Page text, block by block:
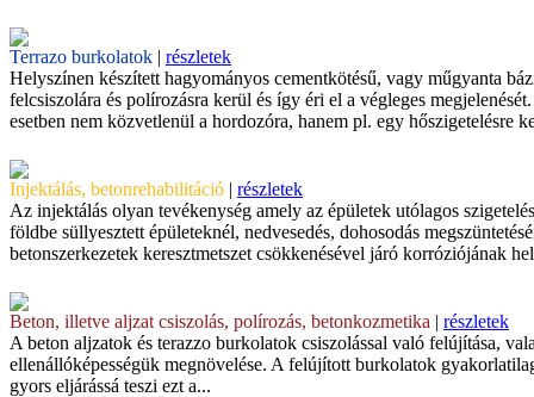
Terrazo burkolatok | részletek
Helyszínen készített hagyományos cementkötésű, vagy műgyanta
felcsiszolára és polírozásra kerül és így éri el a végleges
esetben nem közvetlenül a hordozóra, hanem pl. egy hőszigetelésre
Injektálás, betonrehabilitáció | részletek
Az injektálás olyan tevékenység amely az épületek utólagos
földbe süllyesztett épületeknél, nedvesedés, dohosodás
betonszerkezetek keresztmetszet csökkenésével járó korróziójának
Beton, illetve aljzat csiszolás, polírozás, betonkozmetika | részletek
A beton aljzatok és terazzo burkolatok csiszolással való felújítása,
ellenállóképességük megnövelése. A felújított burkolatok
gyors eljárássá teszi ezt a...